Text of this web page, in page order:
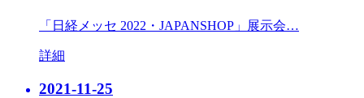
「日経メッセ 2022・JAPANSHOP」展示会…
詳細
2021-11-25